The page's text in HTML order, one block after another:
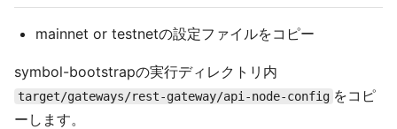
mainnet or testnetの設定ファイルをコピー
symbol-bootstrapの実行ディレクトリ内
target/gateways/rest-gateway/api-node-config をコピ
ーします。